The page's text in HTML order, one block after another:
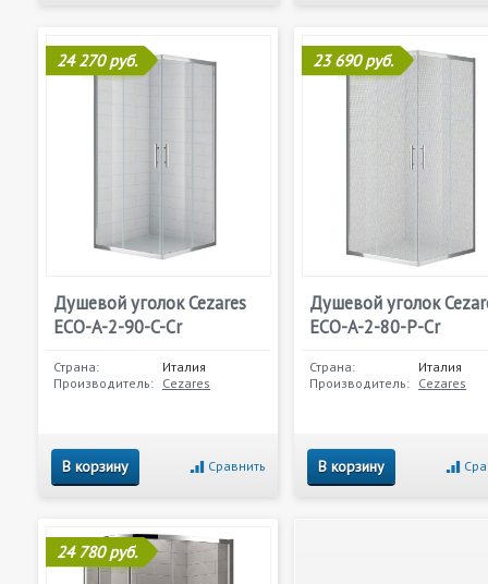
24 270 руб.
Душевой уголок Cezares
ECO-A-2-90-C-Cr
Страна:
Италия
Производитель: Cezares
В корзину Сравнить
23 690 руб.
Душевой уголок
ECO-A-2-80-P-Cr
Страна:
Италия
Производитель: Cezares
В корзину
24 780 руб.